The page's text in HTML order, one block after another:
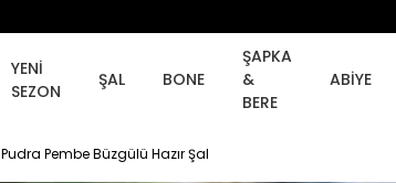
YENİ
SEZON
ŞAL BONE
ŞAPKA
&
BERE
ABİYE
Pudra Pembe Büzgülü Hazır Şal